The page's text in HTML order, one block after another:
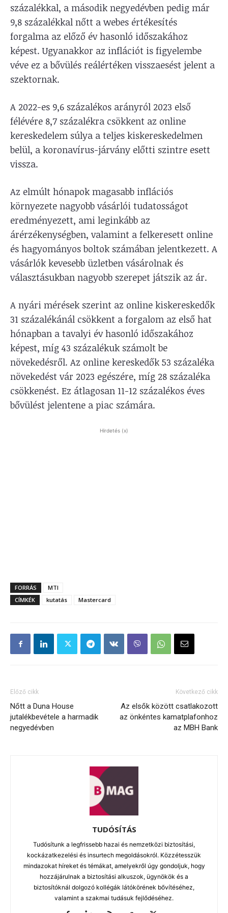
százalékkal, a második negyedévben pedig már
9,8 százalékkal nőtt a webes értékesítés
forgalma az előző év hasonló időszakához
képest. Ugyanakkor az inflációt is figyelembe
véve ez a bővülés reálértéken visszaesést jelent a
szektornak.
A 2022-es 9,6 százalékos arányról 2023 első
félévére 8,7 százalékra csökkent az online
kereskedelem súlya a teljes kiskereskedelmen
belül, a koronavírus-járvány előtti szintre esett
vissza.
Az elmúlt hónapok magasabb inflációs
környezete nagyobb vásárlói tudatosságot
eredményezett, ami leginkább az
árérzékenységben, valamint a felkeresett online
és hagyományos boltok számában jelentkezett. A
vásárlók kevesebb üzletben vásárolnak és
választásukban nagyobb szerepet játszik az ár.
A nyári mérések szerint az online kiskereskedők
31 százalékánál csökkent a forgalom az első hat
hónapban a tavalyi év hasonló időszakához
képest, míg 43 százalékuk számolt be
növekedésről. Az online kereskedők 53 százaléka
növekedést vár 2023 egészére, míg 28 százaléka
csökkenést. Ez átlagosan 11-12 százalékos éves
bővülést jelentene a piac számára.
Hirdetés (x)
FORRÁS
MTI
CÍMKÉK
kutatás Mastercard
Előző cikk
Nőtt a Duna House
jutalékbevétele a harmadik
negyedévben
Következő cikk
Az elsők között csatlakozott
az önkéntes kamatplafonhoz
az MBH Bank
TUDÓSÍTÁS
Tudósítunk a legfrissebb hazai és nemzetközi biztosítási,
kockázatkezelési és insurtech megoldásokról. Közzétesszük
mindazokat híreket és témákat, amelyekről úgy gondoljuk, hogy
hozzájárulnak a biztosítási alkuszok, ügynökök és a
biztosítóknál dolgozó kollégák látókörének bővítéséhez,
valamint a szakmai tudásuk fejlődéséhez.